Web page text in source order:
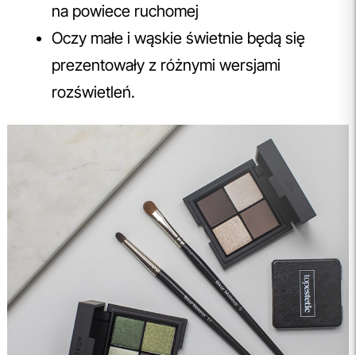
na powiece ruchomej
Oczy małe i wąskie świetnie będą się
prezentowały z różnymi wersjami
rozświetleń.